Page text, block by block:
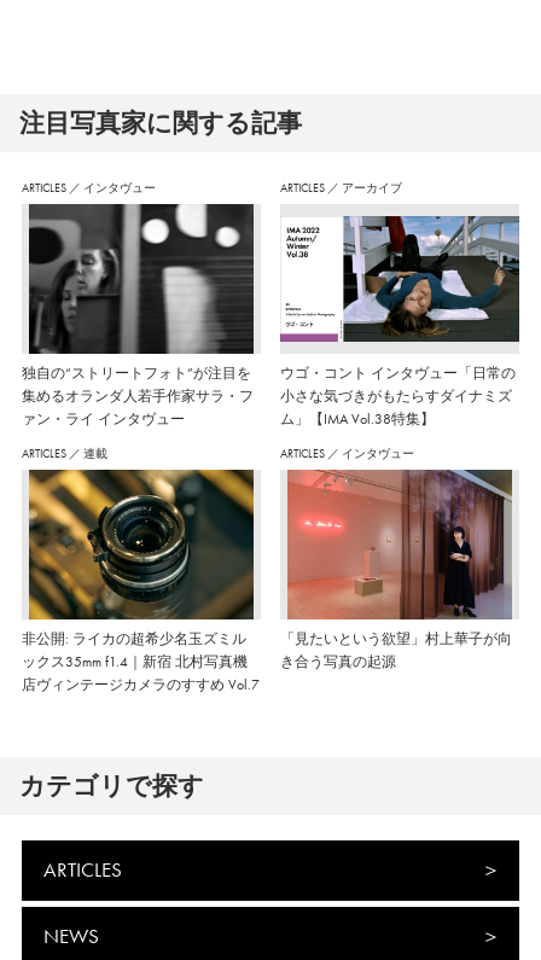
注⽬写真家に関する記事
ARTICLES ／ インタヴュー
独自の“ストリートフォト”が注目を
集めるオランダ人若手作家サラ・フ
ァン・ライ インタヴュー
ARTICLES ／ アーカイブ
ウゴ・コント インタヴュー「日常の
小さな気づきがもたらすダイナミズ
ム」【IMA Vol.38特集】
ARTICLES ／ 連載
非公開: ライカの超希少名玉ズミル
ックス35mm f1.4｜新宿 北村写真機
店ヴィンテージカメラのすすめ Vol.7
ARTICLES ／ インタヴュー
「見たいという欲望」村上華子が向
き合う写真の起源
カテゴリで探す
ARTICLES
NEWS